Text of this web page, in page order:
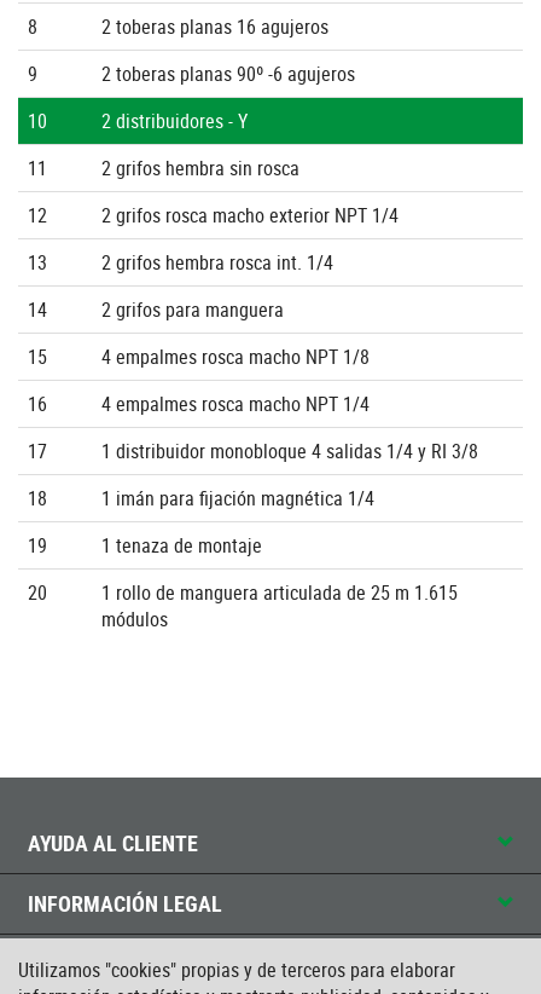
Utilizamos "cookies" propias y de terceros para elaborar
8
2 toberas planas 16 agujeros
9
2 toberas planas 90º -6 agujeros
10
2 distribuidores - Y
11
2 grifos hembra sin rosca
12
2 grifos rosca macho exterior NPT 1/4
13
2 grifos hembra rosca int. 1/4
14
2 grifos para manguera
15
4 empalmes rosca macho NPT 1/8
16
4 empalmes rosca macho NPT 1/4
17
1 distribuidor monobloque 4 salidas 1/4 y RI 3/8
18
1 imán para fijación magnética 1/4
19
1 tenaza de montaje
20
1 rollo de manguera articulada de 25 m 1.615
módulos
AYUDA AL CLIENTE
INFORMACIÓN LEGAL
CONTACTO